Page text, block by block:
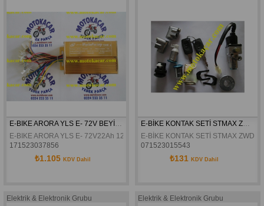
E-BIKE ARORA YLS E- 72V BEYİN ORJİNAL
E-BIKE ARORA YLS E- 72V22Ah 120 DERECE BEYİN ORJİNAL
171523037856
₺1.105 KDV Dahil
E-BİKE KONTAK SETİ STMAX
071523015543
₺131 KDV Dahil
Elektrik & Elektronik Grubu Elektrik & Elektronik Grubu